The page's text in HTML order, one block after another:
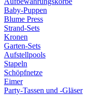
Baby-Puppen
Blume Press
Strand-Sets
Kronen
Garten-Sets
Aufstellpools
Stapeln
Schöpfnetze
Eimer
Party-Tassen und -Gläser